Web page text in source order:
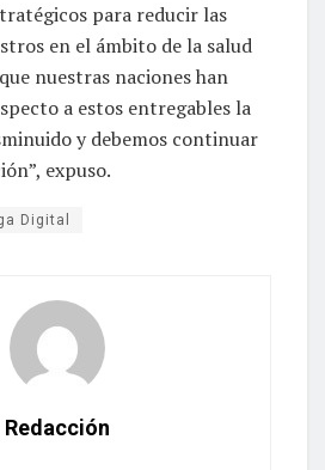
para reducir las
en el ámbito de la salud
nuestras naciones han
a estos entregables la
y debemos continuar
expuso.
Digital
Redacción